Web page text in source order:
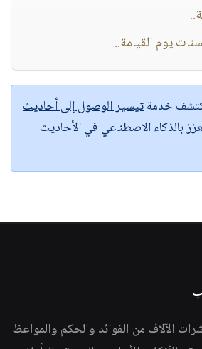
يوم القيامة..
خدمةتيسير الوصول إلى أحاديث
بالذكاء الاصطناعي في الأحاديث
الآلاف من الفوائد والحكم والمواعظ